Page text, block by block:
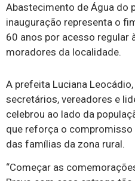
Abastecimento de Água do
inauguração representa o
60 anos por acesso regular
moradores da localidade.
A prefeita Luciana
secretários, vereadores e
celebrou ao lado da
que reforça o
das famílias da zona rural.
“Começar as